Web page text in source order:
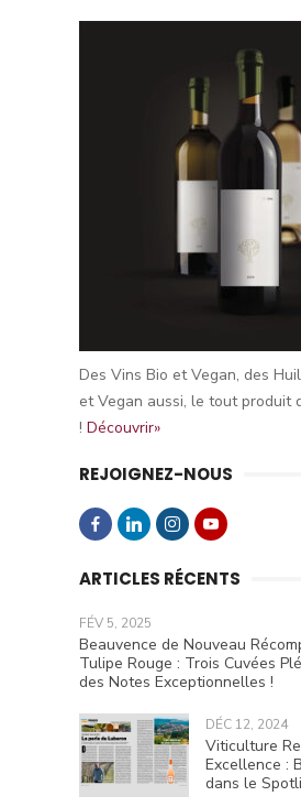
Des Vins Bio et Vegan, des
et Vegan aussi, le tout produit
! Découvrir»
REJOIGNEZ-NOUS
ARTICLES RÉCENTS
FÉV 5, 2025
Beauvence de Nouveau
Tulipe Rouge : Trois Cuvées
des Notes Exceptionnelles !
DÉC 12, 2024
Viticulture
Excellence :
dans le